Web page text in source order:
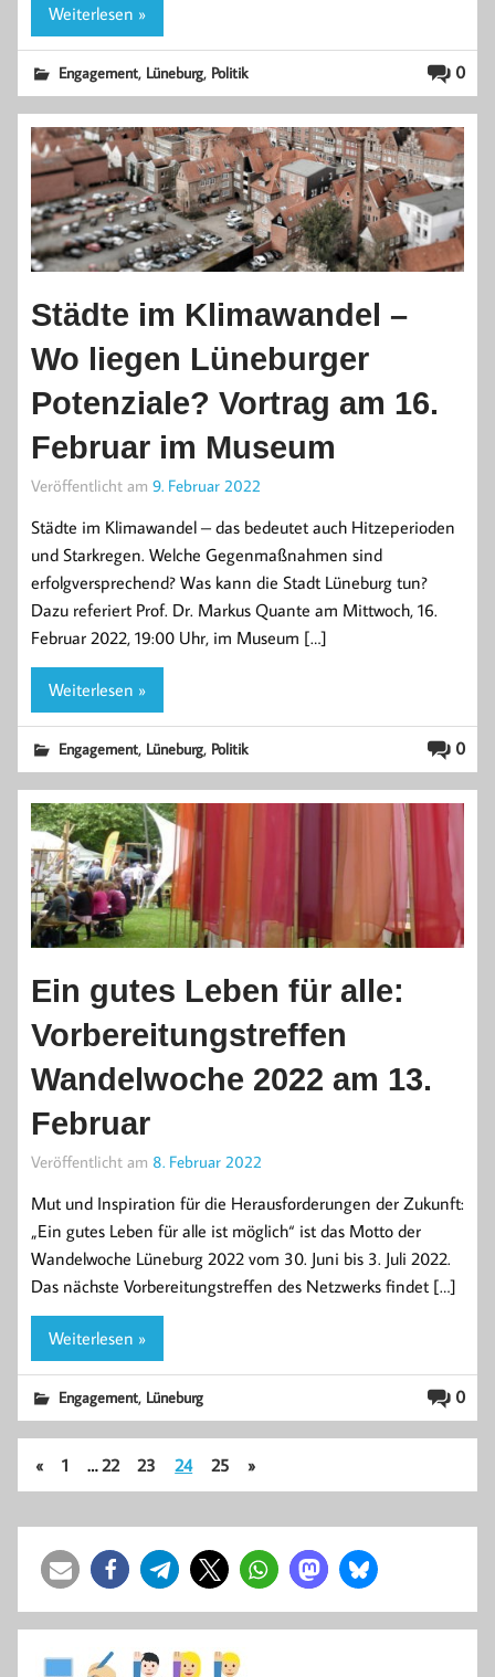
Weiterlesen »
0
Engagement, Lüneburg, Politik
Städte im Klimawandel –
Wo liegen Lüneburger
Potenziale? Vortrag am 16.
Februar im Museum
Veröffentlicht am 9. Februar 2022
Städte im Klimawandel – das bedeutet auch Hitzeperioden
und Starkregen. Welche Gegenmaßnahmen sind
erfolgversprechend? Was kann die Stadt Lüneburg tun?
Dazu referiert Prof. Dr. Markus Quante am Mittwoch, 16.
Februar 2022, 19:00 Uhr, im Museum […]
Weiterlesen »
0
Engagement, Lüneburg, Politik
Ein gutes Leben für alle:
Vorbereitungstreffen
Wandelwoche 2022 am 13.
Februar
Veröffentlicht am 8. Februar 2022
Mut und Inspiration für die Herausforderungen der Zukunft:
„Ein gutes Leben für alle ist möglich“ ist das Motto der
Wandelwoche Lüneburg 2022 vom 30. Juni bis 3. Juli 2022.
Das nächste Vorbereitungstreffen des Netzwerks findet […]
Weiterlesen »
0
Engagement, Lüneburg
« 1 … 22 23 24 25 »